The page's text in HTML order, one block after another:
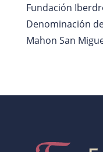
Fundación
Denominación
Mahon San